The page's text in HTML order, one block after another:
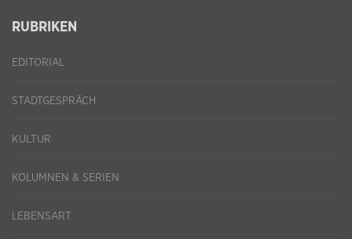
RUBRIKEN
EDITORIAL
STADTGESPRÄCH
KULTUR
KOLUMNEN & SERIEN
LEBENSART